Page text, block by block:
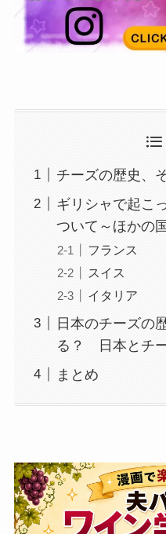
チーズの歴史、
ギリシャで起こ
ついて～ほかの
フランス
スイス
イタリア
日本のチーズの
る？ 日本とチ
まとめ